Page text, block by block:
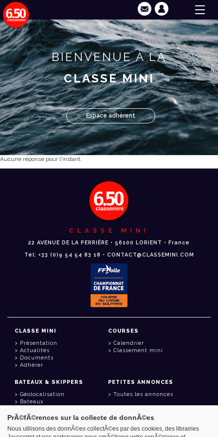
BIENVENUE À LA
CLASSE MINI
Espace adhérent
Aucune réponse pour l'instant.
CLASSE MINI
22 AVENUE DE LA PERRIÈRE • 56100 LORIENT • France
Tél: +33 (0)9 54 54 83 18 • CONTACT@CLASSEMINI.COM
CLASSE MINI
Présentation
Actualités
Documents
Adhérer
COURSES
Calendrier
Classement mini
BATEAUX & SKIPPERS
Géolocalisation
Bateaux
PETITES ANNONCES
Toutes les annonces
LIENS UTILES
PrÃ©fÃ©rences sur la collecte de donnÃ©es
Nous utilisons des donnÃ©es collectÃ©es par des cookies, des librairies